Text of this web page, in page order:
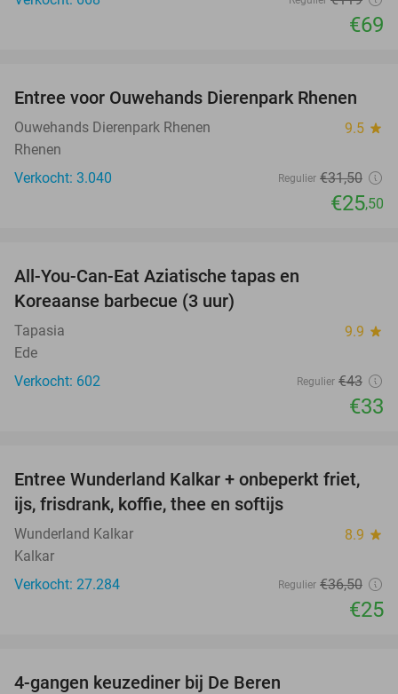
€69
19%
Entree voor Ouwehands Dierenpark Rhenen
Ouwehands Dierenpark Rhenen 9.5 star
Rhenen
Verkocht: 3.040
Regulier €31,50
€25,50
All-You-Can-Eat Aziatische tapas en
Koreaanse barbecue (3 uur)
Tapasia 9.9 star
Ede
Verkocht: 602
Regulier €43
€33
32%
Entree Wunderland Kalkar + onbeperkt friet,
ijs, frisdrank, koffie, thee en softijs
Wunderland Kalkar 8.9 star
Kalkar
Verkocht: 27.284
Regulier €36,50
€25
4-gangen keuzediner bij De Beren